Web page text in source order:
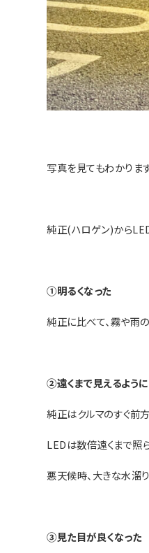
写真を見てもわかりま
純正(ハロゲン)から
①明るくなった
純正に比べて、霧や雨
②遠くまで見えるよう
純正はクルマのすぐ前
LEDは数倍遠くまで照
悪天候時、大きな水溜
③見た目が良くなった